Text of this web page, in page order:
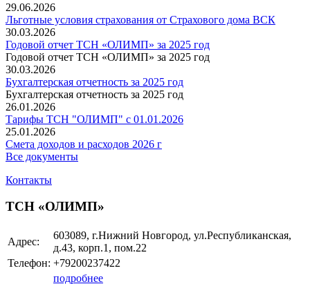
29.06.2026
Льготные условия страхования от Страхового дома ВСК
30.03.2026
Годовой отчет ТСН «ОЛИМП» за 2025 год
Годовой отчет ТСН «ОЛИМП» за 2025 год
30.03.2026
Бухгалтерская отчетность за 2025 год
Бухгалтерская отчетность за 2025 год
26.01.2026
Тарифы ТСН "ОЛИМП" с 01.01.2026
25.01.2026
Смета доходов и расходов 2026 г
Все документы
Контакты
ТСН «ОЛИМП»
Адрес:
603089, г.Нижний Новгород, ул.Республиканская,
д.43, корп.1, пом.22
Телефон: +79200237422
подробнее